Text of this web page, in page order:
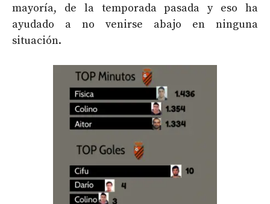
mayoría, de la temporada pasada y eso ha
ayudado a no venirse abajo en ninguna
situación.